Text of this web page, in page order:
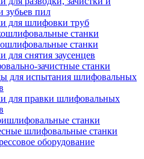
зубьев пил
для шлифовки труб
станки
станки
для снятия заусенцев
зачистные станки
для испытания шлифовальных
для правки шлифовальных
станки
шлифовальные станки
оборудование